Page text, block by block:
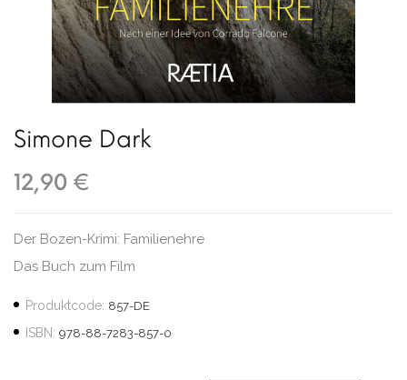
Simone Dark
12,90 €
Der Bozen-Krimi: Familienehre
Das Buch zum Film
Produktcode: 857-DE
ISBN: 978-88-7283-857-0